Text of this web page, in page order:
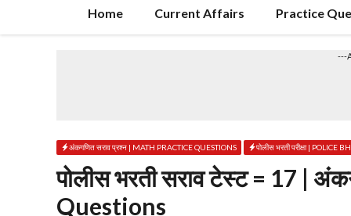
Home Current Affairs Practice
---
अंकगणित सराव प्रश्न | MATH PRACTICE QUESTIONS पोलीस भरती परीक्षा | POLICE
पोलीस भरती सराव टेस्ट = 17 |
Questions